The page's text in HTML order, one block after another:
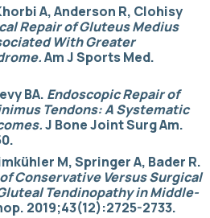
A, Anderson R, Clohisy
Repair of Gluteus Medius
With Greater
Am J Sports Med.
BA. Endoscopic Repair of
Tendons: A Systematic
J Bone Joint Surg Am.
M, Springer A, Bader R.
Conservative Versus Surgical
Tendinopathy in Middle-
2019;43(12):2725-2733.